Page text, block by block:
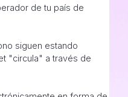
de tu país de
siguen estando
"circula" a través de